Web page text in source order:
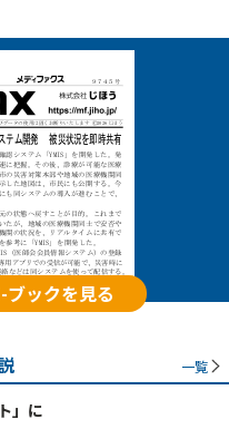
ブックを見る
一覧
」に